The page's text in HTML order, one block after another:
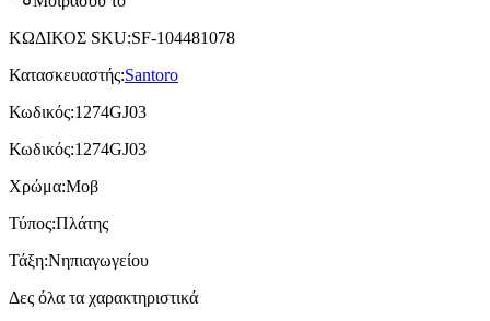
ΚΩΔΙΚΟΣ SKU:SF-104481078
Κατασκευαστής:Santoro
Κωδικός:1274GJ03
Κωδικός:1274GJ03
Χρώμα:Μοβ
Τύπος:Πλάτης
Τάξη:Νηπιαγωγείου
Δες όλα τα χαρακτηριστικά